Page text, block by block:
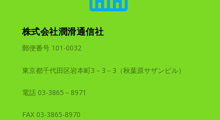
株式会社潤滑通信社
郵便番号 101-0032
東京都千代田区岩本町3－3－3（秋葉原サザンビル）
電話 03-3865－8971
FAX 03-3865-8970